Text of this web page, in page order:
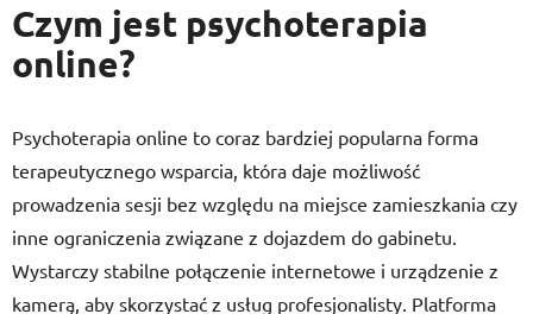
Czym jest psychoterapia
online?
Psychoterapia online to coraz bardziej popularna forma
terapeutycznego wsparcia, która daje możliwość
prowadzenia sesji bez względu na miejsce zamieszkania czy
inne ograniczenia związane z dojazdem do gabinetu.
Wystarczy stabilne połączenie internetowe i urządzenie z
kamerą, aby skorzystać z usług profesjonalisty. Platforma